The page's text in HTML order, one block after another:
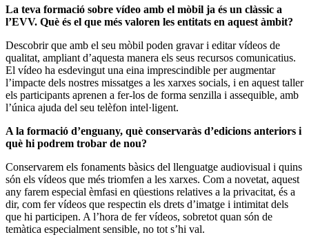
La teva formació sobre vídeo amb el mòbil ja és un clàssic a
l’EVV. Què és el que més valoren les entitats en aquest àmbit?
Descobrir que amb el seu mòbil poden gravar i editar vídeos de
qualitat, ampliant d’aquesta manera els seus recursos comunicatius.
El vídeo ha esdevingut una eina imprescindible per augmentar
l’impacte dels nostres missatges a les xarxes socials, i en aquest taller
els participants aprenen a fer-los de forma senzilla i assequible, amb
l’única ajuda del seu telèfon intel·ligent.
A la formació d’enguany, què conservaràs d’edicions anteriors i
què hi podrem trobar de nou?
Conservarem els fonaments bàsics del llenguatge audiovisual i quins
són els vídeos que més triomfen a les xarxes. Com a novetat, aquest
any farem especial èmfasi en qüestions relatives a la privacitat, és a
dir, com fer vídeos que respectin els drets d’imatge i intimitat dels
que hi participen. A l’hora de fer vídeos, sobretot quan són de
temàtica especialment sensible, no tot s’hi val.